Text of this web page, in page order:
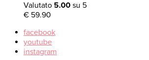
Valutato 5.00 su 5
€ 59.90
facebook
youtube
instagram